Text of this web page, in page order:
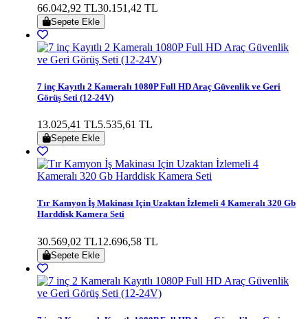
66.042,92 TL30.151,42 TL
Sepete Ekle
7 inç Kayıtlı 2 Kameralı 1080P Full HD Araç Güvenlik ve Geri
Görüş Seti (12-24V)
13.025,41 TL5.535,61 TL
Sepete Ekle
Tır Kamyon İş Makinası Için Uzaktan İzlemeli 4 Kameralı 320 Gb
Harddisk Kamera Seti
30.569,02 TL12.696,58 TL
Sepete Ekle